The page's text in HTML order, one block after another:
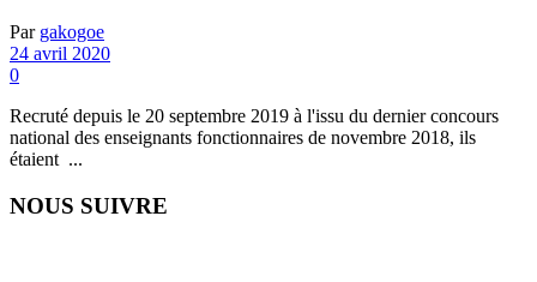
Par gakogoe
24 avril 2020
0
Recruté depuis le 20 septembre 2019 à l'issu du dernier concours
national des enseignants fonctionnaires de novembre 2018, ils
étaient ...
NOUS SUIVRE